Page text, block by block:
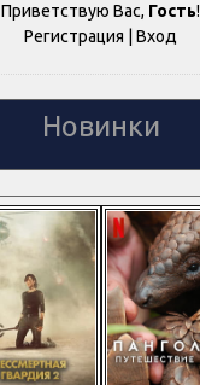
Приветствую Вас, Гость!
Регистрация |Вход
Новинки